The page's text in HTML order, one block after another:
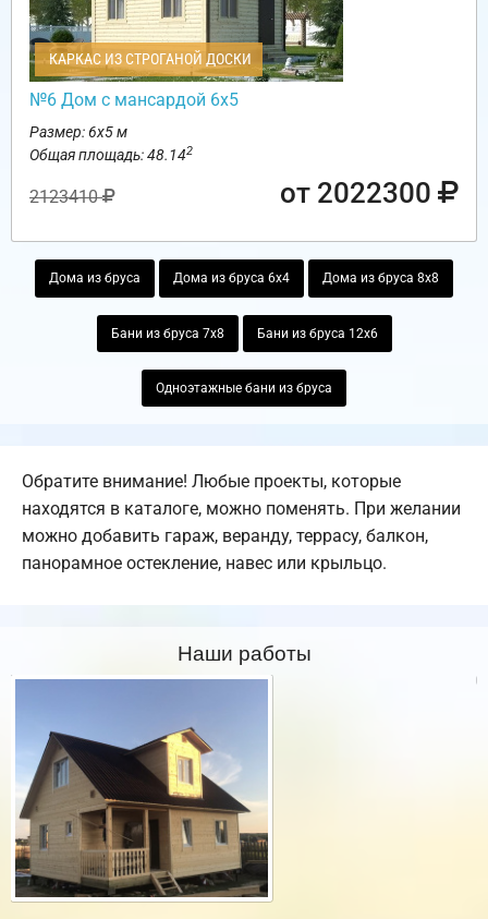
КАРКАС ИЗ СТРОГАНОЙ ДОСКИ
№6 Дом с мансардой 6х5
Размер: 6х5 м
Общая площадь: 48.142
2123410 от 2022300
Дома из бруса Дома из бруса 6х4 Дома из бруса 8х8
Бани из бруса 7х8 Бани из бруса 12х6
Одноэтажные бани из бруса
Обратите внимание! Любые проекты, которые
находятся в каталоге, можно поменять. При желании
можно добавить гараж, веранду, террасу, балкон,
панорамное остекление, навес или крыльцо.
Наши работы